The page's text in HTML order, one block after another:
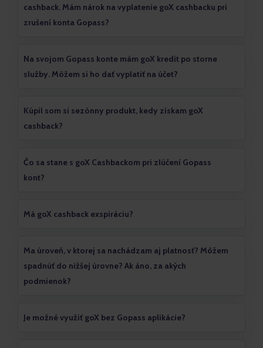
cashback. Mám nárok na vyplatenie goX cashbacku pri
zrušení konta Gopass?
Na svojom Gopass konte mám goX kredit po storne
služby. Môžem si ho dať vyplatiť na účet?
Kúpil som si sezónny produkt, kedy získam goX
cashback?
Čo sa stane s goX Cashbackom pri zlúčení Gopass
kont?
Má goX cashback exspiráciu?
Ma úroveň, v ktorej sa nachádzam aj platnosť? Môžem
spadnúť do nižšej úrovne? Ak áno, za akých
podmienok?
Je možné využiť goX bez Gopass aplikácie?